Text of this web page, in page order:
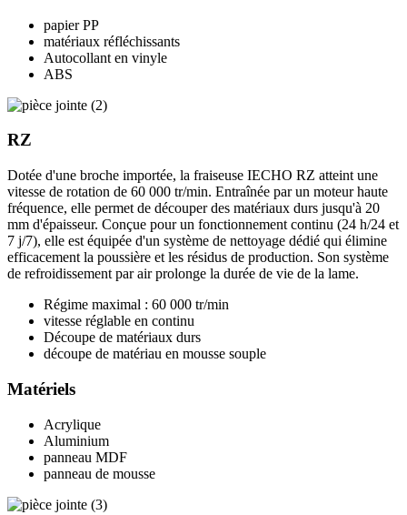
papier PP
matériaux réfléchissants
Autocollant en vinyle
ABS
RZ
Dotée d'une broche importée, la fraiseuse IECHO RZ atteint une
vitesse de rotation de 60 000 tr/min. Entraînée par un moteur haute
fréquence, elle permet de découper des matériaux durs jusqu'à 20
mm d'épaisseur. Conçue pour un fonctionnement continu (24 h/24 et
7 j/7), elle est équipée d'un système de nettoyage dédié qui élimine
efficacement la poussière et les résidus de production. Son système
de refroidissement par air prolonge la durée de vie de la lame.
Régime maximal : 60 000 tr/min
vitesse réglable en continu
Découpe de matériaux durs
découpe de matériau en mousse souple
Matériels
Acrylique
Aluminium
panneau MDF
panneau de mousse